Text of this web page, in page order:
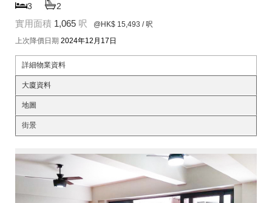
3 2
實用面積 1,065 呎 @HK$ 15,493 / 呎
上次降價日期 2024年12月17日
詳細物業資料
大廈資料
地圖
街景